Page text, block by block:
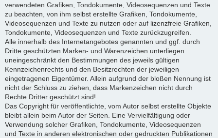
verwendeten Grafiken, Tondokumente, Videosequenzen und Texte
zu beachten, von ihm selbst erstellte Grafiken, Tondokumente,
Videosequenzen und Texte zu nutzen oder auf lizenzfreie Grafiken,
Tondokumente, Videosequenzen und Texte zurückzugreifen.
Alle innerhalb des Internetangebotes genannten und ggf. durch
Dritte geschützten Marken- und Warenzeichen unterliegen
uneingeschränkt den Bestimmungen des jeweils gültigen
Kennzeichenrechts und den Besitzrechten der jeweiligen
eingetragenen Eigentümer. Allein aufgrund der bloßen Nennung ist
nicht der Schluss zu ziehen, dass Markenzeichen nicht durch
Rechte Dritter geschützt sind!
Das Copyright für veröffentlichte, vom Autor selbst erstellte Objekte
bleibt allein beim Autor der Seiten. Eine Vervielfältigung oder
Verwendung solcher Grafiken, Tondokumente, Videosequenzen
und Texte in anderen elektronischen oder gedruckten Publikationen